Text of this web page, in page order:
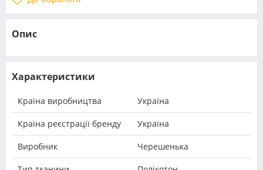
Опис
Характеристики
Країна виробництва Україна
Країна реєстрації бренду Україна
Виробник Черешенька